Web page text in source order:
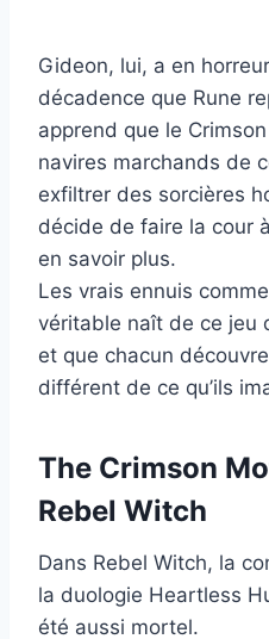
Gideon, lui, a en
décadence que Rune
apprend que le
navires marchands de
exfiltrer des sorcières
décide de faire la cour
en savoir plus.
Les vrais ennuis
véritable naît de ce jeu
et que chacun
différent de ce qu’ils
The Crimson
Rebel Witch
Dans Rebel Witch, la
la duologie Heartless
été aussi mortel.